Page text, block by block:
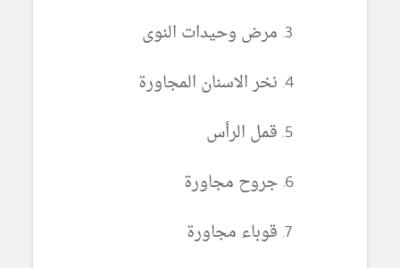
مرض وحيدات النوى
نخر الاسنان المجاورة
قمل الرأس
جروح مجاورة
قوباء مجاورة